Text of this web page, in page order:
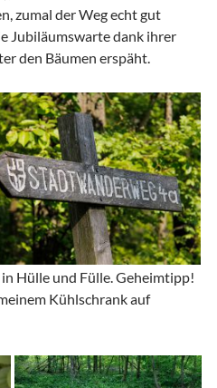
zumal der Weg echt gut
Jubiläumswarte dank ihrer
den Bäumen erspäht.
Hülle und Fülle. Geheimtipp!
Kühlschrank auf